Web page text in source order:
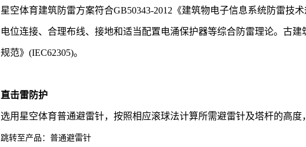
星空体育建筑防雷方案符合GB50343-2012《建筑物电子信息系统防雷技
电位连接、合理布线、接地和适当配置电涌保护器等综合防雷理论。古建
规范》(IEC62305)。
直击雷防护
选用星空体育普通避雷针，按照相应滚球法计算所需避雷针及塔杆的高度
跳转至产品：普通避雷针